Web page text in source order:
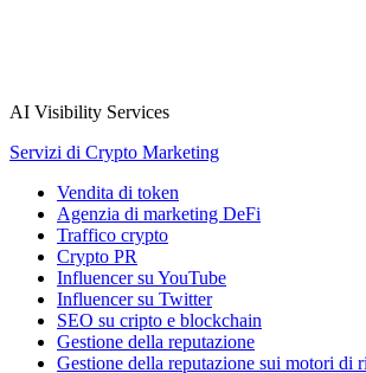
AI Visibility Services
Servizi di Crypto Marketing
Vendita di token
Agenzia di marketing DeFi
Traffico crypto
Crypto PR
Influencer su YouTube
Influencer su Twitter
SEO su cripto e blockchain
Gestione della reputazione
Gestione della reputazione sui motori di